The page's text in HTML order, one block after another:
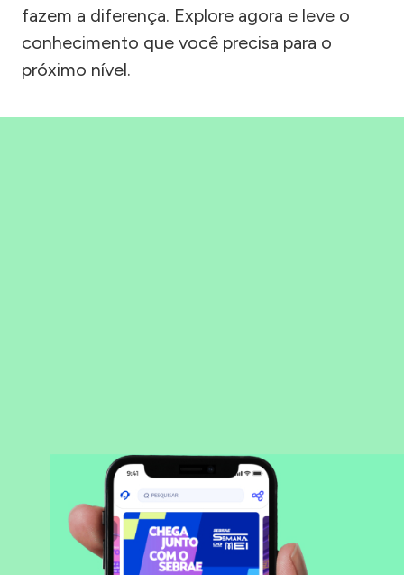
fazem a diferença. Explore agora e leve o
conhecimento que você precisa para o
próximo nível.